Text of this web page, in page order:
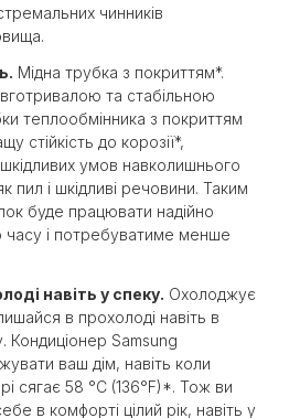
чинників
Мідна трубка з покриттям*.
та стабільною
теплообмінника з покриттям
стійкість до корозії*,
умов навколишнього
пил і шкідливі речовини. Таким
буде працювати надійно
часу і потребуватиме менше
навіть у спеку. Охолоджує
в прохолоді навіть в
Кондиціонер Samsung
ваш дім, навіть коли
сягає 58 °C (136°F)*. Тож ви
в комфорті цілий рік, навіть у